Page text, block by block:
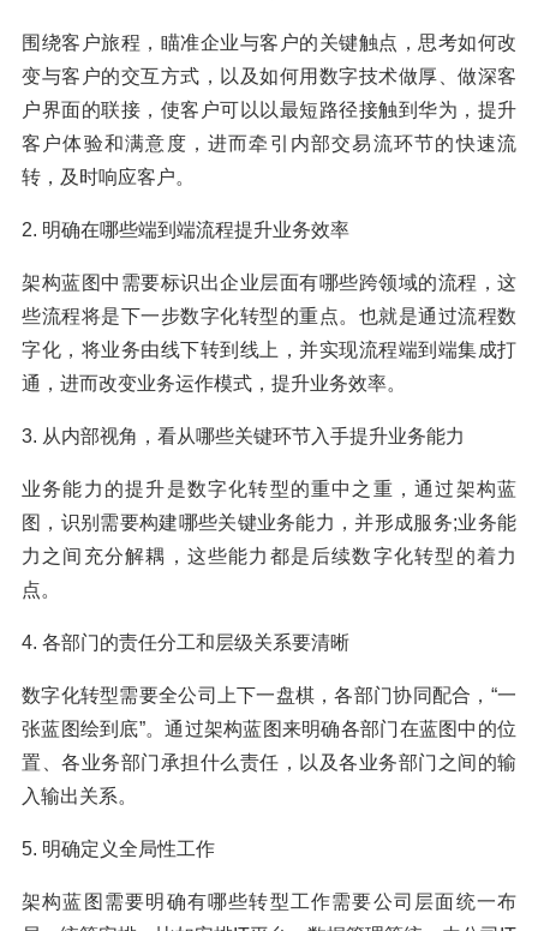
围绕客户旅程，瞄准企业与客户的关键触点，思考如何改
变与客户的交互方式，以及如何用数字技术做厚、做深客
户界面的联接，使客户可以以最短路径接触到华为，提升
客户体验和满意度，进而牵引内部交易流环节的快速流
转，及时响应客户。
2. 明确在哪些端到端流程提升业务效率
架构蓝图中需要标识出企业层面有哪些跨领域的流程，这
些流程将是下一步数字化转型的重点。也就是通过流程数
字化，将业务由线下转到线上，并实现流程端到端集成打
通，进而改变业务运作模式，提升业务效率。
3. 从内部视角，看从哪些关键环节入手提升业务能力
业务能力的提升是数字化转型的重中之重，通过架构蓝
图，识别需要构建哪些关键业务能力，并形成服务;业务能
力之间充分解耦，这些能力都是后续数字化转型的着力
点。
4. 各部门的责任分工和层级关系要清晰
数字化转型需要全公司上下一盘棋，各部门协同配合，“一
张蓝图绘到底”。通过架构蓝图来明确各部门在蓝图中的位
置、各业务部门承担什么责任，以及各业务部门之间的输
入输出关系。
5. 明确定义全局性工作
架构蓝图需要明确有哪些转型工作需要公司层面统一布